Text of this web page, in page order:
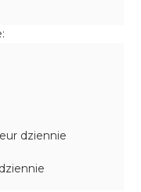
dziennie